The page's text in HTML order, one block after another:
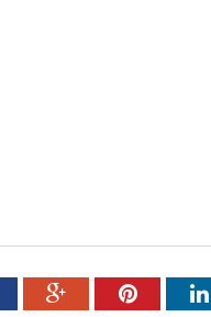
Google+Pinterest